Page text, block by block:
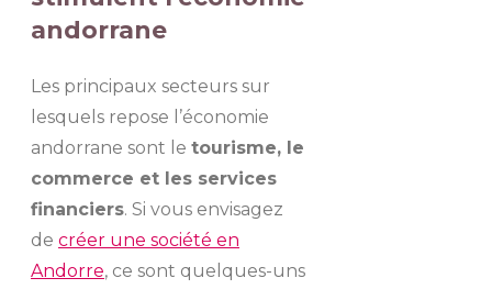
andorrane
Les principaux secteurs sur
lesquels repose l’économie
andorrane sont le tourisme, le
commerce et les services
financiers. Si vous envisagez
de créer une société en
Andorre, ce sont quelques-uns